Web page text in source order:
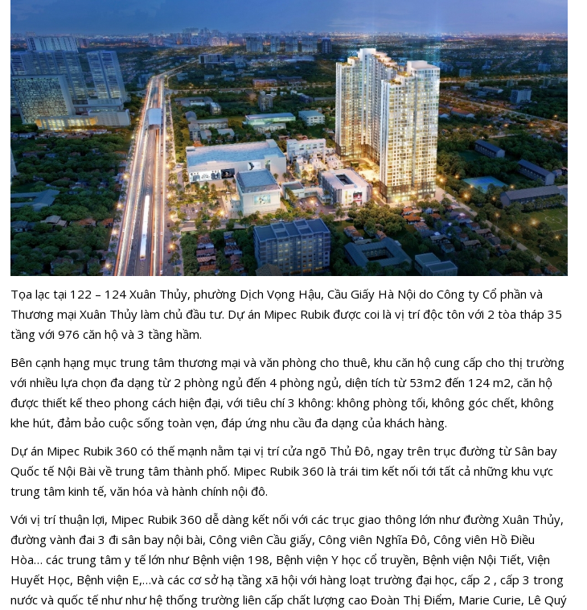
Tọa lạc tại 122 – 124 Xuân Thủy, phường Dịch Vọng Hậu, Cầu Giấy Hà Nội do Công ty Cổ phần và
Thương mại Xuân Thủy làm chủ đầu tư. Dự án Mipec Rubik được coi là vị trí độc tôn với 2 tòa tháp 35
tầng với 976 căn hộ và 3 tầng hầm.
Bên cạnh hạng mục trung tâm thương mại và văn phòng cho thuê, khu căn hộ cung cấp cho thị trường
với nhiều lựa chọn đa dạng từ 2 phòng ngủ đến 4 phòng ngủ, diện tích từ 53m2 đến 124 m2, căn hộ
được thiết kế theo phong cách hiện đại, với tiêu chí 3 không: không phòng tối, không góc chết, không
khe hút, đảm bảo cuộc sống toàn vẹn, đáp ứng nhu cầu đa dạng của khách hàng.
Dự án Mipec Rubik 360 có thế mạnh nằm tại vị trí cửa ngõ Thủ Đô, ngay trên trục đường từ Sân bay
Quốc tế Nội Bài về trung tâm thành phố. Mipec Rubik 360 là trái tim kết nối tới tất cả những khu vực
trung tâm kinh tế, văn hóa và hành chính nội đô.
Với vị trí thuận lợi, Mipec Rubik 360 dễ dàng kết nối với các trục giao thông lớn như đường Xuân Thủy,
đường vành đai 3 đi sân bay nội bài, Công viên Cầu giấy, Công viên Nghĩa Đô, Công viên Hồ Điều
Hòa… các trung tâm y tế lớn như Bệnh viện 198, Bệnh viện Y học cổ truyền, Bệnh viện Nội Tiết, Viện
Huyết Học, Bệnh viện E,…và các cơ sở hạ tầng xã hội với hàng loạt trường đại học, cấp 2 , cấp 3 trong
nước và quốc tế như như hệ thống trường liên cấp chất lượng cao Đoàn Thị Điểm, Marie Curie, Lê Quý